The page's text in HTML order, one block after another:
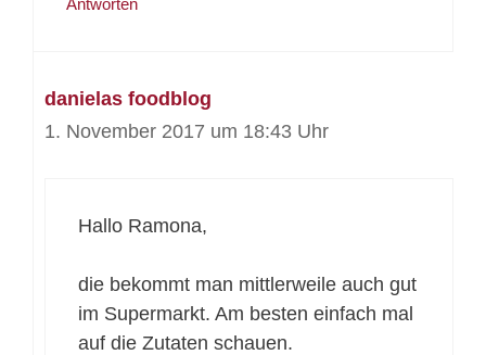
danielas foodblog
1. November 2017 um 18:43 Uhr
Hallo Ramona,
die bekommt man mittlerweile auch gut
im Supermarkt. Am besten einfach mal
auf die Zutaten schauen.